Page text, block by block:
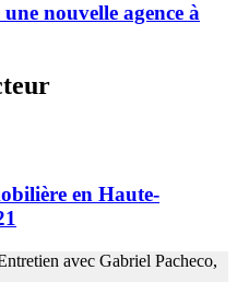
nouvelle agence à
en Haute-